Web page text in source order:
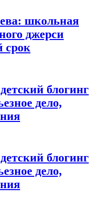
школьная
джерси
срок
блогинг
дело,
блогинг
дело,